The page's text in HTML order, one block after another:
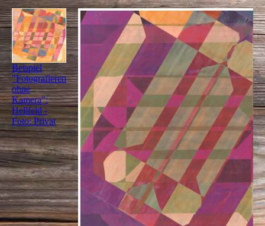
Beispiel
"Fotografieren
ohne
Kamera":
Hellfeld -
Foto: Privat